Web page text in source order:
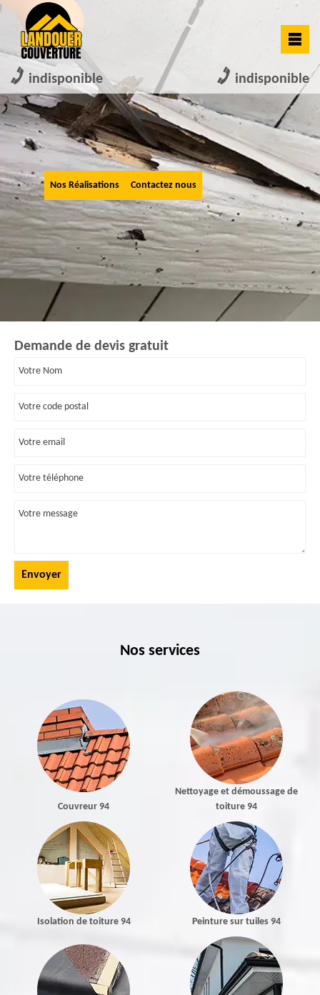
indisponible indisponible
Nos Réalisations Contactez nous
Demande de devis gratuit
Nos services
Couvreur 94
Nettoyage et démoussage de
toiture 94
Isolation de toiture 94 Peinture sur tuiles 94